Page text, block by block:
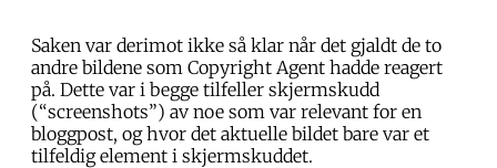
Saken var derimot ikke så klar når det gjaldt de to
andre bildene som Copyright Agent hadde reagert
på. Dette var i begge tilfeller skjermskudd
(“screenshots”) av noe som var relevant for en
bloggpost, og hvor det aktuelle bildet bare var et
tilfeldig element i skjermskuddet.